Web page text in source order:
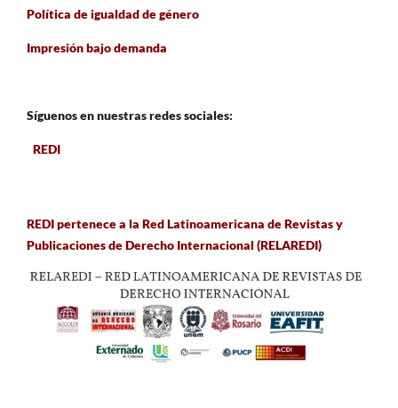
Política de igualdad de género
Impresión bajo demanda
Síguenos en nuestras redes sociales:
REDI
REDI pertenece a la Red Latinoamericana de Revistas y
Publicaciones de Derecho Internacional (RELAREDI)